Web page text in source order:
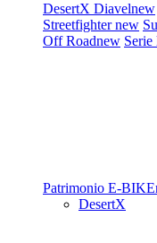
DesertX Diavelnew
Streetfighternew
Off Roadnew Serie
Patrimonio E-BIKE
DesertX